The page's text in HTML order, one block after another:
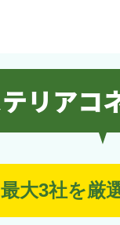
リアコ
最大3社を厳